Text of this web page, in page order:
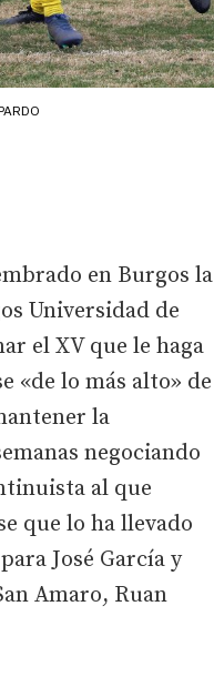
en Burgos la
Universidad de
el XV que le haga
«de lo más alto» de
la
negociando
al que
que lo ha llevado
José García y
Amaro, Ruan